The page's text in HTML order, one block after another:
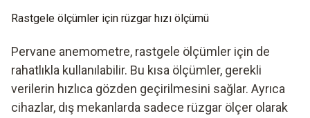
Rastgele ölçümler için rüzgar hızı ölçümü
Pervane anemometre, rastgele ölçümler için de
rahatlıkla kullanılabilir. Bu kısa ölçümler, gerekli
verilerin hızlıca gözden geçirilmesini sağlar. Ayrıca
cihazlar, dış mekanlarda sadece rüzgar ölçer olarak